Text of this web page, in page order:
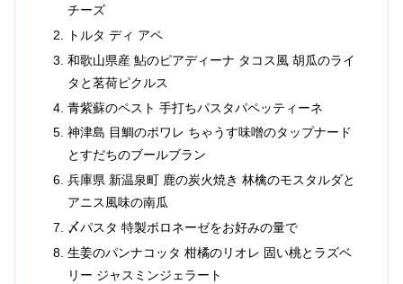
チーズ
トルタ ディ アペ
和歌山県産 鮎のピアディーナ タコス風 胡瓜のライ
タと茗荷ピクルス
青紫蘇のペスト 手打ちパスタパペッティーネ
神津島 目鯛のポワレ ちゃうす味噌のタップナード
とすだちのブールブラン
兵庫県 新温泉町 鹿の炭火焼き 林檎のモスタルダと
アニス風味の南瓜
〆パスタ 特製ボロネーゼをお好みの量で
生姜のパンナコッタ 柑橘のリオレ 固い桃とラズベ
リー ジャスミンジェラート